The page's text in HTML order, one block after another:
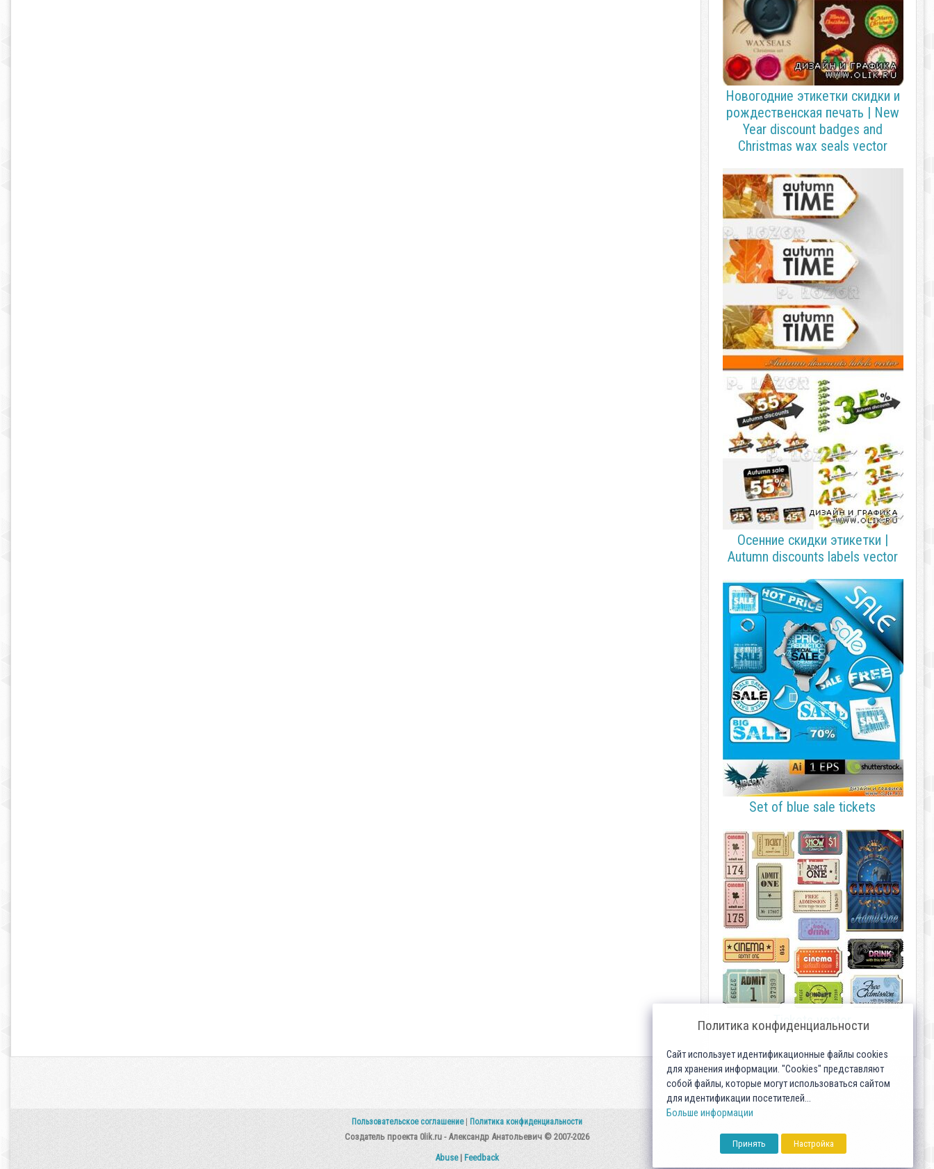
Новогодние этикетки скидки и
рождественская печать | New
Year discount badges and
Christmas wax seals vector
Осенние скидки этикетки |
Autumn discounts labels vector
Set of blue sale tickets
Tickets vector
Пользовательское соглашение Политика конфиденциальности
Создатель проекта 0lik.ru - Александр Анатольевич © 2007-2026
Abuse| Feedback
Политика конфиденциальности
Сайт использует идентификационные файлы cookies
для хранения информации. "Cookies" представляют
собой файлы, которые могут использоваться сайтом
для идентификации посетителей...
Больше информации
Принять Настройка